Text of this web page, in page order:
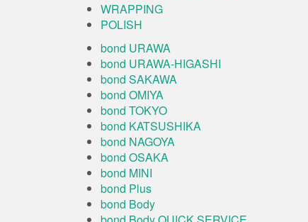
WRAPPING
POLISH
bond URAWA
bond URAWA-HIGASHI
bond SAKAWA
bond OMIYA
bond TOKYO
bond KATSUSHIKA
bond NAGOYA
bond OSAKA
bond MINI
bond Plus
bond Body